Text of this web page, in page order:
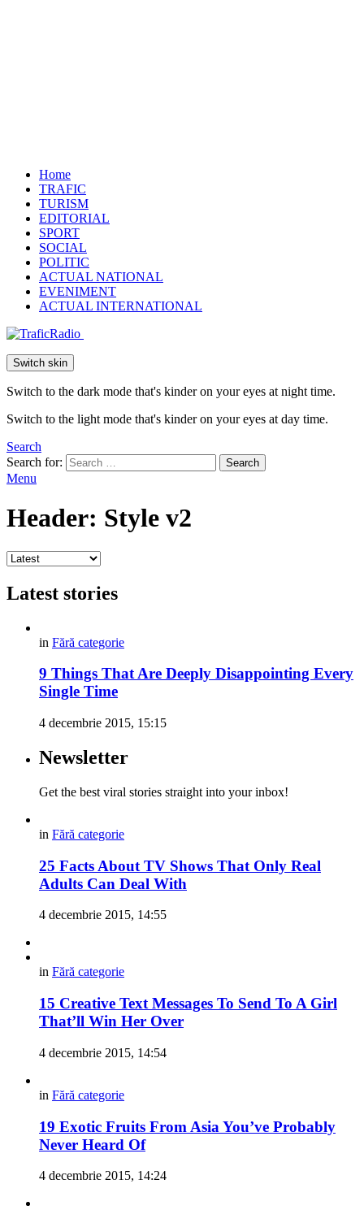
Home
TRAFIC
TURISM
EDITORIAL
SPORT
SOCIAL
POLITIC
ACTUAL NATIONAL
EVENIMENT
ACTUAL INTERNATIONAL
Switch skin
Switch to the dark mode that's kinder on your eyes at night time.
Switch to the light mode that's kinder on your eyes at day time.
Search
Search for:
Search
Menu
Header: Style v2
Latest stories
in Fără categorie
9 Things That Are Deeply Disappointing Every
Single Time
4 decembrie 2015, 15:15
Newsletter
Get the best viral stories straight into your inbox!
in Fără categorie
25 Facts About TV Shows That Only Real
Adults Can Deal With
4 decembrie 2015, 14:55
in Fără categorie
15 Creative Text Messages To Send To A Girl
That’ll Win Her Over
4 decembrie 2015, 14:54
in Fără categorie
19 Exotic Fruits From Asia You’ve Probably
Never Heard Of
4 decembrie 2015, 14:24